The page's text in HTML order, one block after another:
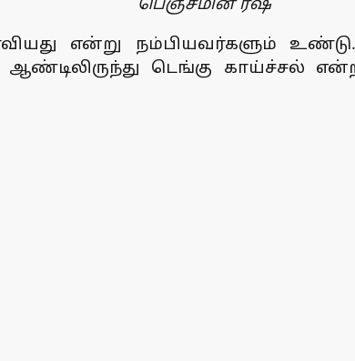
என்று நம்பியவர்களும்
டெங்கு காய்ச்சல்